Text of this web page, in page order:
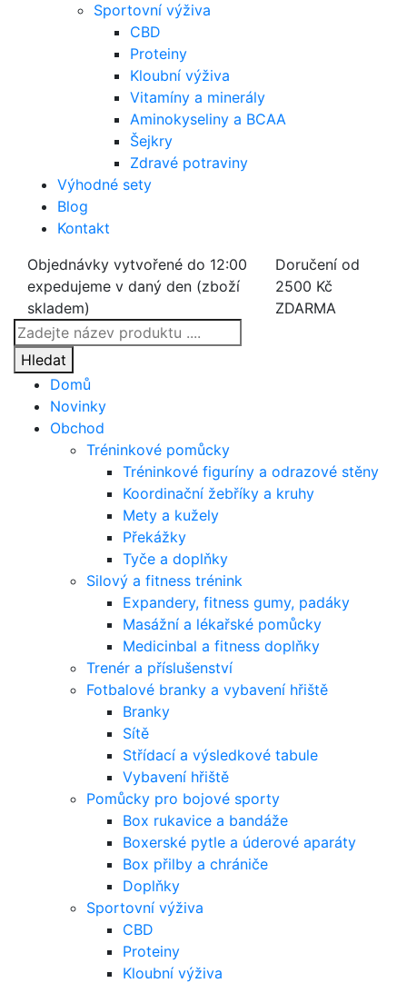
Sportovní výživa
CBD
Proteiny
Kloubní výživa
Vitamíny a minerály
Aminokyseliny a BCAA
Šejkry
Zdravé potraviny
Výhodné sety
Blog
Kontakt
Objednávky vytvořené do 12:00
expedujeme v daný den (zboží
skladem)
Doručení od
2500 Kč
ZDARMA
Products
search
Hledat
Domů
Novinky
Obchod
Tréninkové pomůcky
Tréninkové figuríny a odrazové stěny
Koordinační žebříky a kruhy
Mety a kužely
Překážky
Tyče a doplňky
Silový a fitness trénink
Expandery, fitness gumy, padáky
Masážní a lékařské pomůcky
Medicinbal a fitness doplňky
Trenér a příslušenství
Fotbalové branky a vybavení hřiště
Branky
Sítě
Střídací a výsledkové tabule
Vybavení hřiště
Pomůcky pro bojové sporty
Box rukavice a bandáže
Boxerské pytle a úderové aparáty
Box přilby a chrániče
Doplňky
Sportovní výživa
CBD
Proteiny
Kloubní výživa